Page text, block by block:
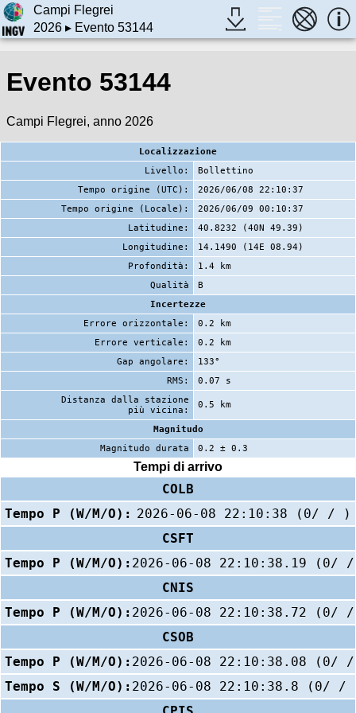
Campi Flegrei
2026▸ Evento 53144
Evento 53144
Campi Flegrei, anno 2026
Localizzazione
Livello:
Bollettino
Tempo origine (UTC):
2026/06/08 22:10:37
Tempo origine (Locale):
2026/06/09 00:10:37
Latitudine:
40.8232 (40N 49.39)
Longitudine:
14.1490 (14E 08.94)
Profondità:
1.4 km
Qualità
B
Incertezze
Errore orizzontale:
0.2 km
Errore verticale:
0.2 km
Gap angolare:
133°
RMS:
0.07 s
Distanza dalla stazione
più vicina:
0.5 km
Magnitudo
Magnitudo durata
0.2 ± 0.3
Tempi di arrivo
COLB
Tempo P (W/M/O): 2026-06-08 22:10:38 (0/ / )
CSFT
Tempo P (W/M/O): 2026-06-08 22:10:38.19 (0/
CNIS
Tempo P (W/M/O): 2026-06-08 22:10:38.72 (0/
CSOB
Tempo P (W/M/O): 2026-06-08 22:10:38.08 (0/
Tempo S (W/M/O): 2026-06-08 22:10:38.8 (0/ /